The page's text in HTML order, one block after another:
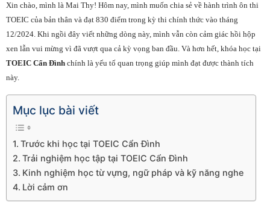
Xin chào, mình là Mai Thy! Hôm nay, mình muốn chia sẻ về hành trình ôn thi
TOEIC của bản thân và đạt 830 điểm trong kỳ thi chính thức vào tháng
12/2024. Khi ngồi đây viết những dòng này, mình vẫn còn cảm giác hồi hộp
xen lẫn vui mừng vì đã vượt qua cả kỳ vọng ban đầu. Và hơn hết, khóa học tại
TOEIC Cẩn Đìnhchính là yếu tố quan trọng giúp mình đạt được thành tích
này.
Mục lục bài viết
Trước khi học tại TOEIC Cẩn Đình
Trải nghiệm học tập tại TOEIC Cẩn Đình
Kinh nghiệm học từ vựng, ngữ pháp và kỹ năng nghe
Lời cảm ơn